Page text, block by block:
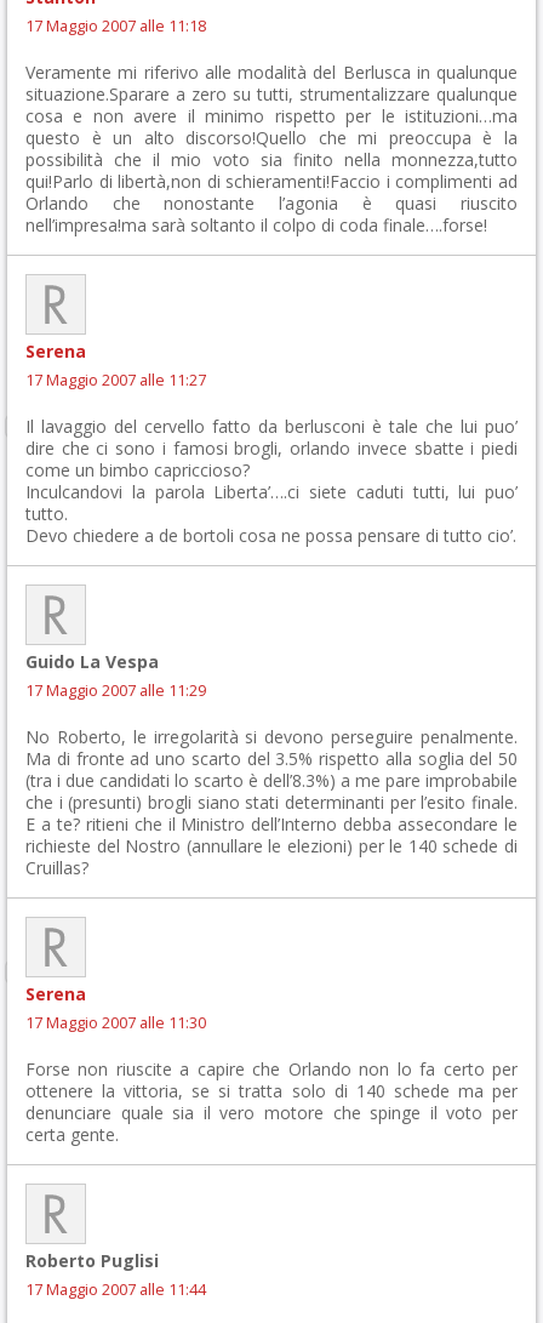
17 Maggio 2007 alle 11:18
Veramente mi riferivo alle modalità del Berlusca in qualunque
situazione.Sparare a zero su tutti, strumentalizzare qualunque
cosa e non avere il minimo rispetto per le istituzioni…ma
questo è un alto discorso!Quello che mi preoccupa è la
possibilità che il mio voto sia finito nella monnezza,tutto
qui!Parlo di libertà,non di schieramenti!Faccio i complimenti ad
Orlando che nonostante l’agonia è quasi riuscito
nell’impresa!ma sarà soltanto il colpo di coda finale….forse!
Serena
17 Maggio 2007 alle 11:27
Il lavaggio del cervello fatto da berlusconi è tale che lui puo’
dire che ci sono i famosi brogli, orlando invece sbatte i piedi
come un bimbo capriccioso?
Inculcandovi la parola Liberta’….ci siete caduti tutti, lui puo’
tutto.
Devo chiedere a de bortoli cosa ne possa pensare di tutto cio’.
Guido La Vespa
17 Maggio 2007 alle 11:29
No Roberto, le irregolarità si devono perseguire penalmente.
Ma di fronte ad uno scarto del 3.5% rispetto alla soglia del 50
(tra i due candidati lo scarto è dell’8.3%) a me pare improbabile
che i (presunti) brogli siano stati determinanti per l’esito finale.
E a te? ritieni che il Ministro dell’Interno debba assecondare le
richieste del Nostro (annullare le elezioni) per le 140 schede di
Cruillas?
Serena
17 Maggio 2007 alle 11:30
Forse non riuscite a capire che Orlando non lo fa certo per
ottenere la vittoria, se si tratta solo di 140 schede ma per
denunciare quale sia il vero motore che spinge il voto per
certa gente.
Roberto Puglisi
17 Maggio 2007 alle 11:44